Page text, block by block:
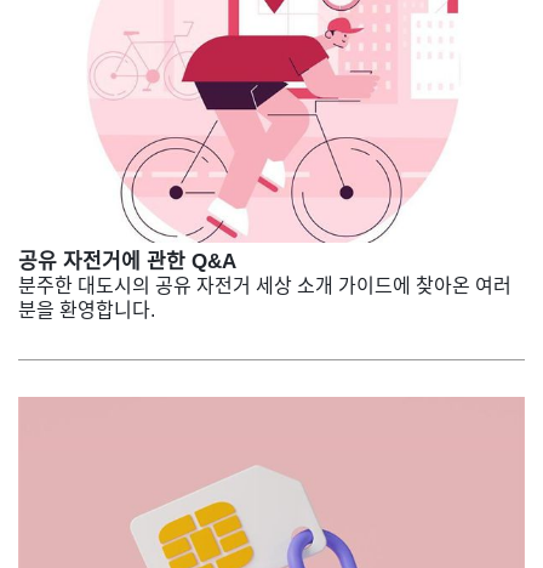
공유 자전거에 관한 Q&A
분주한 대도시의 공유 자전거 세상 소개 가이드에 찾아온 여러
분을 환영합니다.